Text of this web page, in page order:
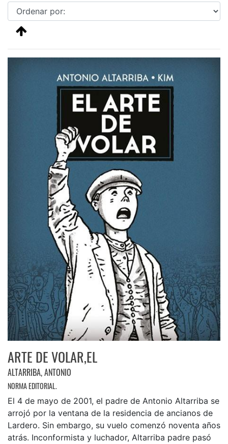
ARTE DE VOLAR,EL
ALTARRIBA, ANTONIO
NORMA EDITORIAL.
El 4 de mayo de 2001, el padre de Antonio Altarriba se
arrojó por la ventana de la residencia de ancianos de
Lardero. Sin embargo, su vuelo comenzó noventa años
atrás. Inconformista y luchador, Altarriba padre pasó